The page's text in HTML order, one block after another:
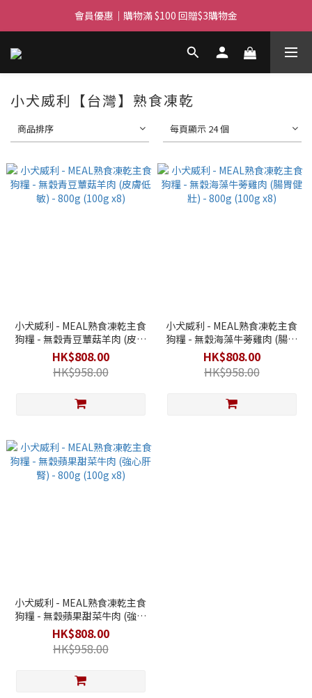
滿$450免費送貨上門 I 滿$350免運 順豐自取
會員優惠｜購物滿 $100 回贈$3購物金
滿$450免費送貨上門 I 滿$350免運 順豐自取
小犬威利【台灣】熟食凍乾
商品排序 每頁顯示 24 個
小犬威利 - MEAL熟食凍乾主食
狗糧 - 無穀青豆蕈菇羊肉 (皮膚
低敏) - 800g (100g x8)
HK$808.00
HK$958.00
小犬威利 - MEAL熟食凍乾主食
狗糧 - 無穀海藻牛蒡雞肉 (腸胃
健壯) - 800g (100g x8)
HK$808.00
HK$958.00
小犬威利 - MEAL熟食凍乾主食
狗糧 - 無穀蘋果甜菜牛肉 (強心
肝腎) - 800g (100g x8)
HK$808.00
HK$958.00